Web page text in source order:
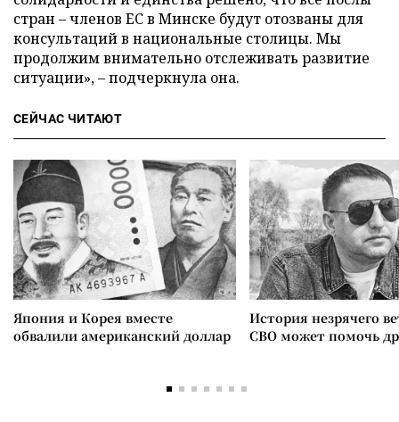
стран – членов ЕС в Минске будут отозваны для
консультаций в национальные столицы. Мы
продолжим внимательно отслеживать развитие
ситуации», – подчеркнула она.
СЕЙЧАС ЧИТАЮТ
Япония и Корея вместе
обвалили американский доллар
История незрячего
СВО может помочь